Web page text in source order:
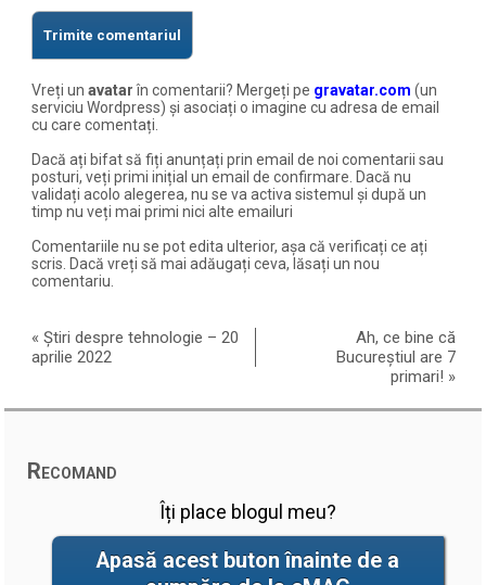
Vreți unavatarîn comentarii? Mergeți pe gravatar.com (un
serviciu Wordpress) și asociați o imagine cu adresa de email
cu care comentați.
Dacă ați bifat să fiți anunțați prin email de noi comentarii sau
posturi, veți primi inițial un email de confirmare. Dacă nu
validați acolo alegerea, nu se va activa sistemul și după un
timp nu veți mai primi nici alte emailuri
Comentariile nu se pot edita ulterior, așa că verificați ce ați
scris. Dacă vreți să mai adăugați ceva, lăsați un nou
comentariu.
«Știri despre tehnologie – 20
aprilie 2022
Ah, ce bine că
Bucureștiul are 7
primari! »
Recomand
Îți place blogul meu?
Apasă acest buton înainte de a